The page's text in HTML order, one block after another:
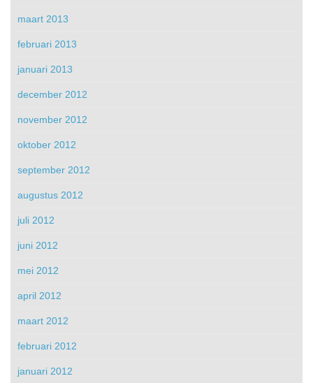
maart 2013
februari 2013
januari 2013
december 2012
november 2012
oktober 2012
september 2012
augustus 2012
juli 2012
juni 2012
mei 2012
april 2012
maart 2012
februari 2012
januari 2012